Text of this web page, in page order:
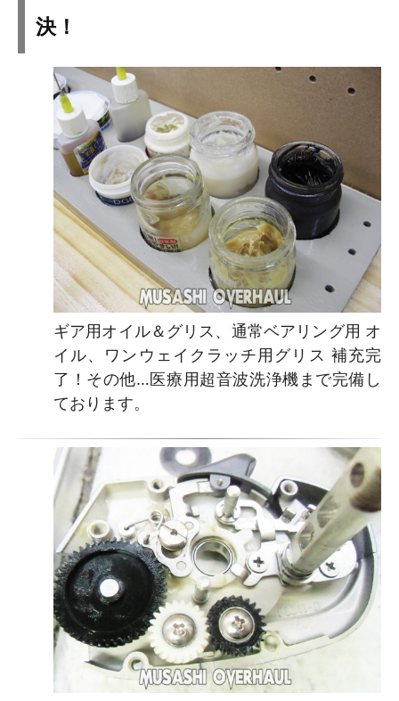
決！
ギア用オイル＆グリス、通常ベアリング用 オ
イル、ワンウェイクラッチ用グリス 補充完
了！その他…医療用超音波洗浄機まで完備し
ております。